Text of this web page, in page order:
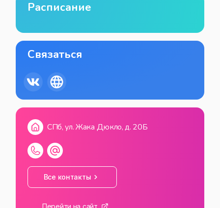
Расписание
Связаться
СПб, ул. Жака Дюкло, д. 20Б
Все контакты
Перейти на сайт